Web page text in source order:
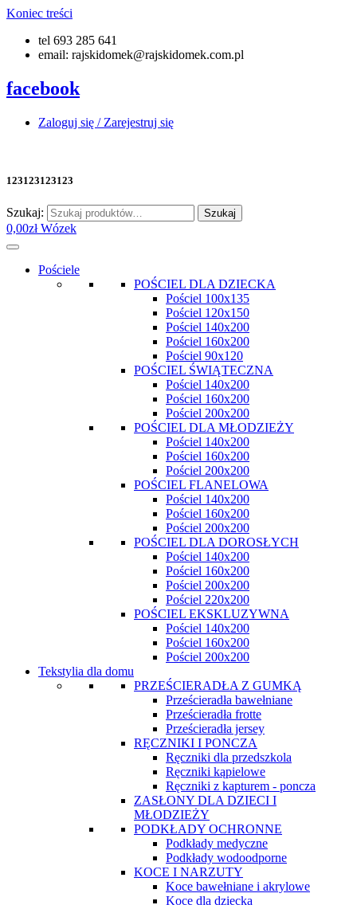
Koniec treści
tel 693 285 641
email: rajskidomek@rajskidomek.com.pl
facebook
Zaloguj się / Zarejestruj się
123123123123
Szukaj: Szukaj
0,00zł Wózek
Pościele
POŚCIEL DLA DZIECKA
Pościel 100x135
Pościel 120x150
Pościel 140x200
Pościel 160x200
Pościel 90x120
POŚCIEL ŚWIĄTECZNA
Pościel 140x200
Pościel 160x200
Pościel 200x200
POŚCIEL DLA MŁODZIEŻY
Pościel 140x200
Pościel 160x200
Pościel 200x200
POŚCIEL FLANELOWA
Pościel 140x200
Pościel 160x200
Pościel 200x200
POŚCIEL DLA DOROSŁYCH
Pościel 140x200
Pościel 160x200
Pościel 200x200
Pościel 220x200
POŚCIEL EKSKLUZYWNA
Pościel 140x200
Pościel 160x200
Pościel 200x200
Tekstylia dla domu
PRZEŚCIERADŁA Z GUMKĄ
Prześcieradła bawełniane
Prześcieradła frotte
Prześcieradła jersey
RĘCZNIKI I PONCZA
Ręczniki dla przedszkola
Ręczniki kąpielowe
Ręczniki z kapturem - poncza
ZASŁONY DLA DZIECI I
MŁODZIEŻY
PODKŁADY OCHRONNE
Podkłady medyczne
Podkłady wodoodporne
KOCE I NARZUTY
Koce bawełniane i akrylowe
Koce dla dziecka